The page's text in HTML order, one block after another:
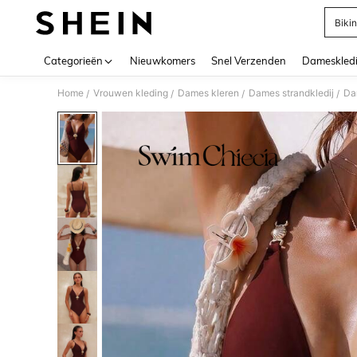
Categorieën Nieuwkomers Snel Verzenden
Home / Vrouwen kleding / Dames kleren / Dames strandkledij /